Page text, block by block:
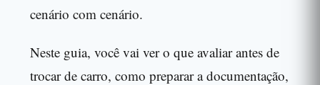
cenário com cenário.
Neste guia, você vai ver o que avaliar antes de
trocar de carro, como preparar a documentação,